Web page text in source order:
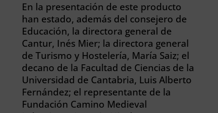
En la presentación de este producto
han estado, además del consejero de
Educación, la directora general de
Cantur, Inés Mier; la directora general
de Turismo y Hostelería, María Saiz; el
decano de la Facultad de Ciencias de la
Universidad de Cantabria, Luis Alberto
Fernández; el representante de la
Fundación Camino Medieval